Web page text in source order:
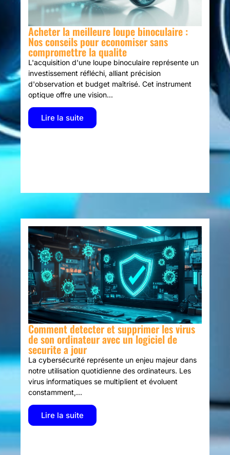
Acheter la meilleure loupe binoculaire :
Nos conseils pour economiser sans
compromettre la qualite
L'acquisition d'une loupe binoculaire représente un
investissement réfléchi, alliant précision
d'observation et budget maîtrisé. Cet instrument
optique offre une vision...
Lire la suite
Comment detecter et supprimer les virus
de son ordinateur avec un logiciel de
securite a jour
La cybersécurité représente un enjeu majeur dans
notre utilisation quotidienne des ordinateurs. Les
virus informatiques se multiplient et évoluent
constamment,...
Lire la suite